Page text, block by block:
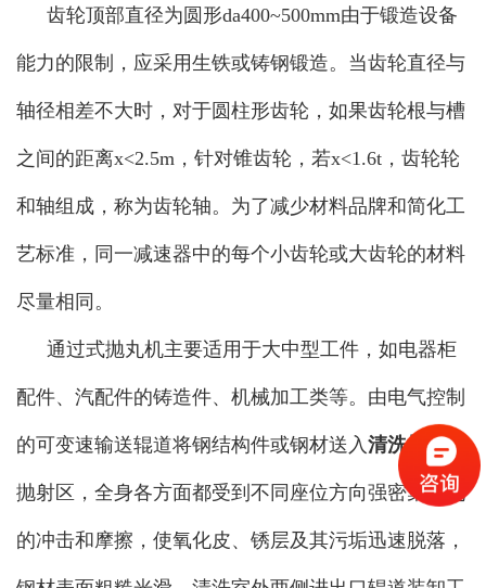
齿轮顶部直径为圆形da400~500mm由于锻造设备
能力的限制，应采用生铁或铸钢锻造。当齿轮直径与
轴径相差不大时，对于圆柱形齿轮，如果齿轮根与槽
之间的距离x<2.5m，针对锥齿轮，若x<1.6t，齿轮轮
和轴组成，称为齿轮轴。为了减少材料品牌和简化工
艺标准，同一减速器中的每个小齿轮或大齿轮的材料
尽量相同。
通过式抛丸机主要适用于大中型工件，如电器柜
配件、汽配件的铸造件、机械加工类等。由电气控制
的可变速输送辊道将钢结构件或钢材送入清洗机 室内
抛射区，全身各方面都受到不同座位方向强密集弹丸
的冲击和摩擦，使氧化皮、锈层及其污垢迅速脱落，